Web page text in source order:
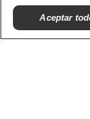
Destacados
Aceptar